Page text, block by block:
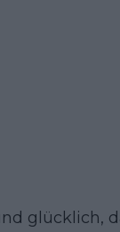
glücklich,